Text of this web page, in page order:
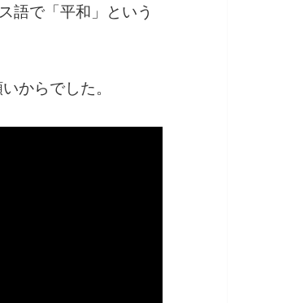
語で「平和」という
からでした。